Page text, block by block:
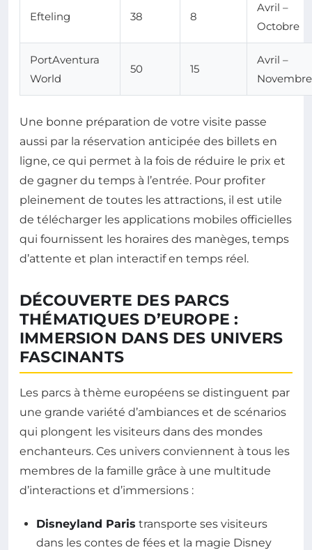
Efteling 38 8
Avril –
Octobre
PortAventura
World
50 15
Avril –
Novembre
Une bonne préparation de votre visite passe
aussi par la réservation anticipée des billets en
ligne, ce qui permet à la fois de réduire le prix et
de gagner du temps à l’entrée. Pour profiter
pleinement de toutes les attractions, il est utile
de télécharger les applications mobiles officielles
qui fournissent les horaires des manèges, temps
d’attente et plan interactif en temps réel.
DÉCOUVERTE DES PARCS
THÉMATIQUES D’EUROPE :
IMMERSION DANS DES UNIVERS
FASCINANTS
Les parcs à thème européens se distinguent par
une grande variété d’ambiances et de scénarios
qui plongent les visiteurs dans des mondes
enchanteurs. Ces univers conviennent à tous les
membres de la famille grâce à une multitude
d’interactions et d’immersions :
Disneyland Paris transporte ses visiteurs
dans les contes de fées et la magie Disney